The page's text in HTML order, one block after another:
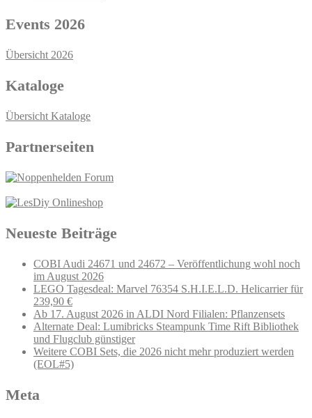
Events 2026
Übersicht 2026
Kataloge
Übersicht Kataloge
Partnerseiten
Neueste Beiträge
COBI Audi 24671 und 24672 – Veröffentlichung wohl noch
im August 2026
LEGO Tagesdeal: Marvel 76354 S.H.I.E.L.D. Helicarrier für
239,90 €
Ab 17. August 2026 in ALDI Nord Filialen: Pflanzensets
Alternate Deal: Lumibricks Steampunk Time Rift Bibliothek
und Flugclub günstiger
Weitere COBI Sets, die 2026 nicht mehr produziert werden
(EOL#5)
Meta